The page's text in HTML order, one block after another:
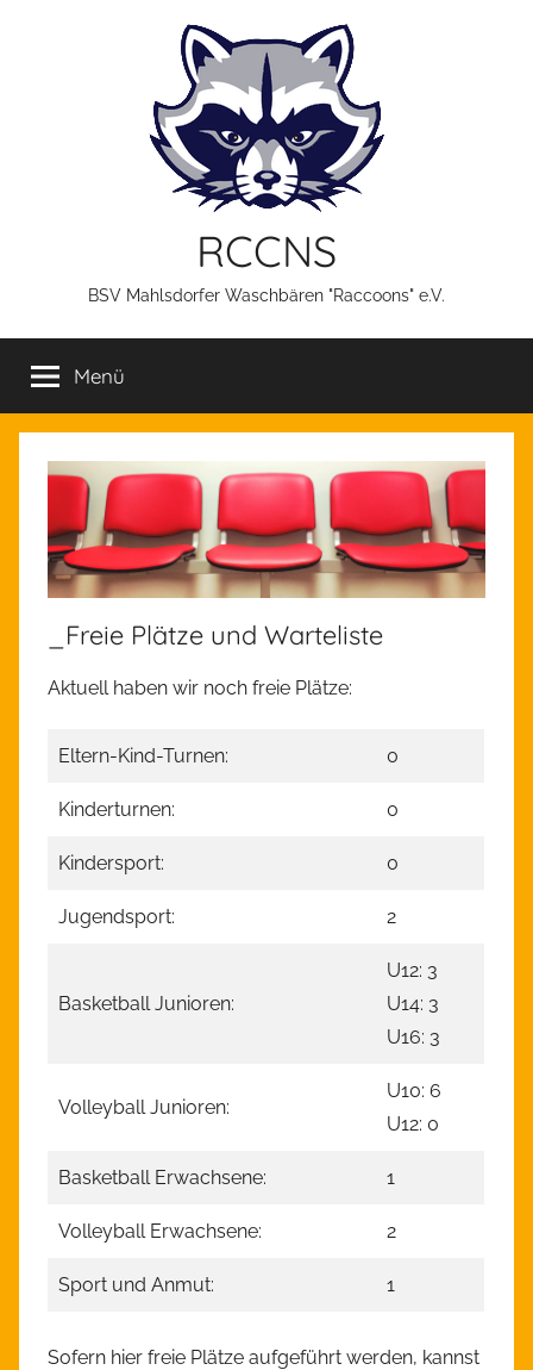
RCCNS
BSV Mahlsdorfer Waschbären "Raccoons" e.V.
Menü
_Freie Plätze und Warteliste
Aktuell haben wir noch freie Plätze:
Eltern-Kind-Turnen: 0
Kinderturnen: 0
Kindersport: 0
Jugendsport: 2
Basketball Junioren:
U12: 3
U14: 3
U16: 3
Volleyball Junioren:
U10: 6
U12: 0
Basketball Erwachsene: 1
Volleyball Erwachsene: 2
Sport und Anmut: 1
Sofern hier freie Plätze aufgeführt werden, kannst